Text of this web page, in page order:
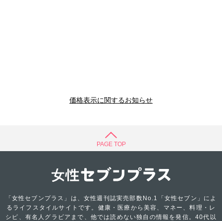
価格表示に関するお知らせ
PAGE TOP
「女性セブンプラス」は、女性週刊誌実売部数No.1「女性セブン」によ
るライフスタイルサイトです。健康・医療から美容、マネー、料理・レ
シピ、有名人グラビアまで、他では読めない独自の情報を発信。40代以